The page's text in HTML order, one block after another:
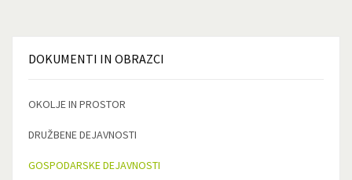
DOKUMENTI IN OBRAZCI
OKOLJE IN PROSTOR
DRUŽBENE DEJAVNOSTI
GOSPODARSKE DEJAVNOSTI